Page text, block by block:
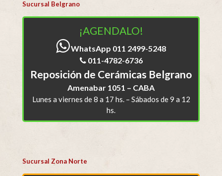
Sucursal Belgrano
¡AGENDALO!
WhatsApp 011 2499-5248
011-4782-6736
Reposición de Cerámicas Belgrano
Amenabar 1051 – CABA
Lunes a viernes de 8 a 17 hs. – Sábados de 9 a 12
hs.
Sucursal Zona Norte